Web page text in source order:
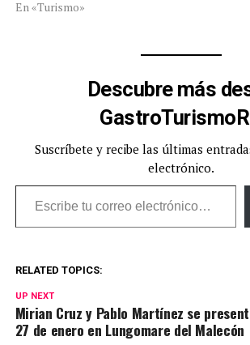
En «Turismo»
Descubre más
Suscríbete y recibe las últimas
electrónico.
Escribe tu correo electrónico…
RELATED TOPICS:
UP NEXT
Mirian Cruz y Pablo Martínez se
27 de enero en Lungomare del Malecón